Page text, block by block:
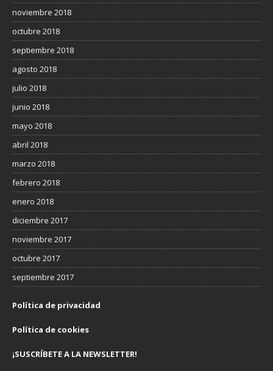
noviembre 2018
octubre 2018
septiembre 2018
agosto 2018
julio 2018
junio 2018
mayo 2018
abril 2018
marzo 2018
febrero 2018
enero 2018
diciembre 2017
noviembre 2017
octubre 2017
septiembre 2017
Política de privacidad
Política de cookies
¡SUSCRÍBETE A LA NEWSLETTER!